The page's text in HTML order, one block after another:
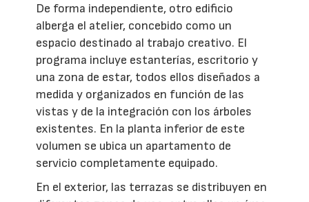
De forma independiente, otro edificio
alberga el atelier, concebido como un
espacio destinado al trabajo creativo. El
programa incluye estanterías, escritorio y
una zona de estar, todos ellos diseñados a
medida y organizados en función de las
vistas y de la integración con los árboles
existentes. En la planta inferior de este
volumen se ubica un apartamento de
servicio completamente equipado.
En el exterior, las terrazas se distribuyen en